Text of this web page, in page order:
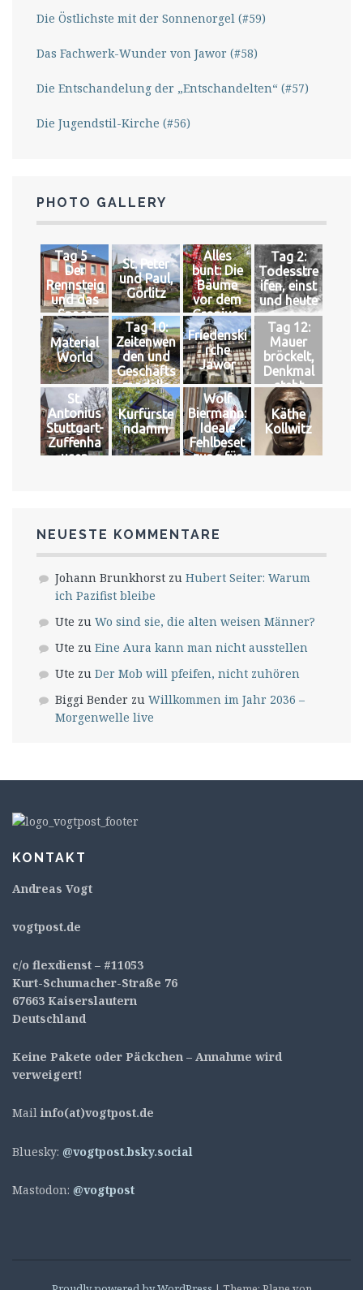
Die Östlichste mit der Sonnenorgel (#59)
Das Fachwerk-Wunder von Jawor (#58)
Die Entschandelung der „Entschandelten“ (#57)
Die Jugendstil-Kirche (#56)
PHOTO GALLERY
Tag 5 -
Der
Rennsteig
und das
Space
St. Peter
und Paul,
Görlitz
Alles
bunt: Die
Bäume
vor dem
Gropius-
Bau
Tag 2:
Todesstre
ifen, einst
und heute
Material
World
Tag 10:
Zeitenwen
den und
Geschäfts
modelle
Friedenski
rche
Jawor
Tag 12:
Mauer
bröckelt,
Denkmal
steht
St.
Antonius
Stuttgart-
Zuffenha
usen
Kurfürste
ndamm
Wolf
Biermann:
Ideale
Fehlbeset
zung für
Käthe
Kollwitz
NEUESTE KOMMENTARE
Johann Brunkhorst zu Hubert Seiter: Warum
ich Pazifist bleibe
Ute zu Wo sind sie, die alten weisen Männer?
Ute zu Eine Aura kann man nicht ausstellen
Ute zu Der Mob will pfeifen, nicht zuhören
Biggi Bender zu Willkommen im Jahr 2036 –
Morgenwelle live
KONTAKT
Andreas Vogt
vogtpost.de
c/o flexdienst – #11053
Kurt-Schumacher-Straße 76
67663 Kaiserslautern
Deutschland
Keine Pakete oder Päckchen – Annahme wird
verweigert!
Mail info(at)vogtpost.de
Bluesky: @vogtpost.bsky.social
Mastodon: @vogtpost